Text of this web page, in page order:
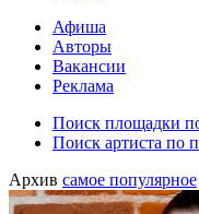
Афиша
Авторы
Вакансии
Реклама
Поиск площадки
Поиск артиста по
Архив самое популярное